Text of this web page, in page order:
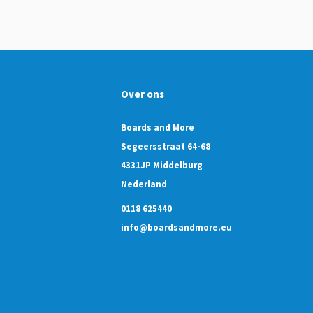
Over ons
Boards and More
Segeersstraat 64-68
4331JP Middelburg
Nederland
0118 625440
info@boardsandmore.eu